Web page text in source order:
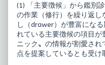
(1) 「主要徴候」から鑑別
の作業（修行）を繰り返し
し（drawer）が豊富にな
れている主要徴候の項目が
ニック〟の情報が割愛され
点を提案しているとも受け